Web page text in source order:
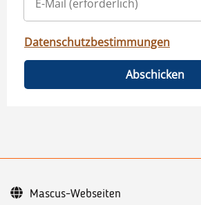
Datenschutzbestimmungen
Abschicken
Mascus-Webseiten